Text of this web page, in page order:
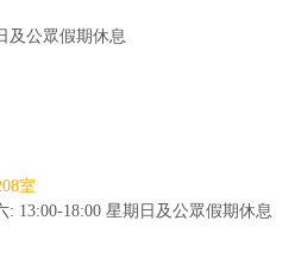
及公眾假期休息
室
: 13:00-18:00 星期日及公眾假期休息